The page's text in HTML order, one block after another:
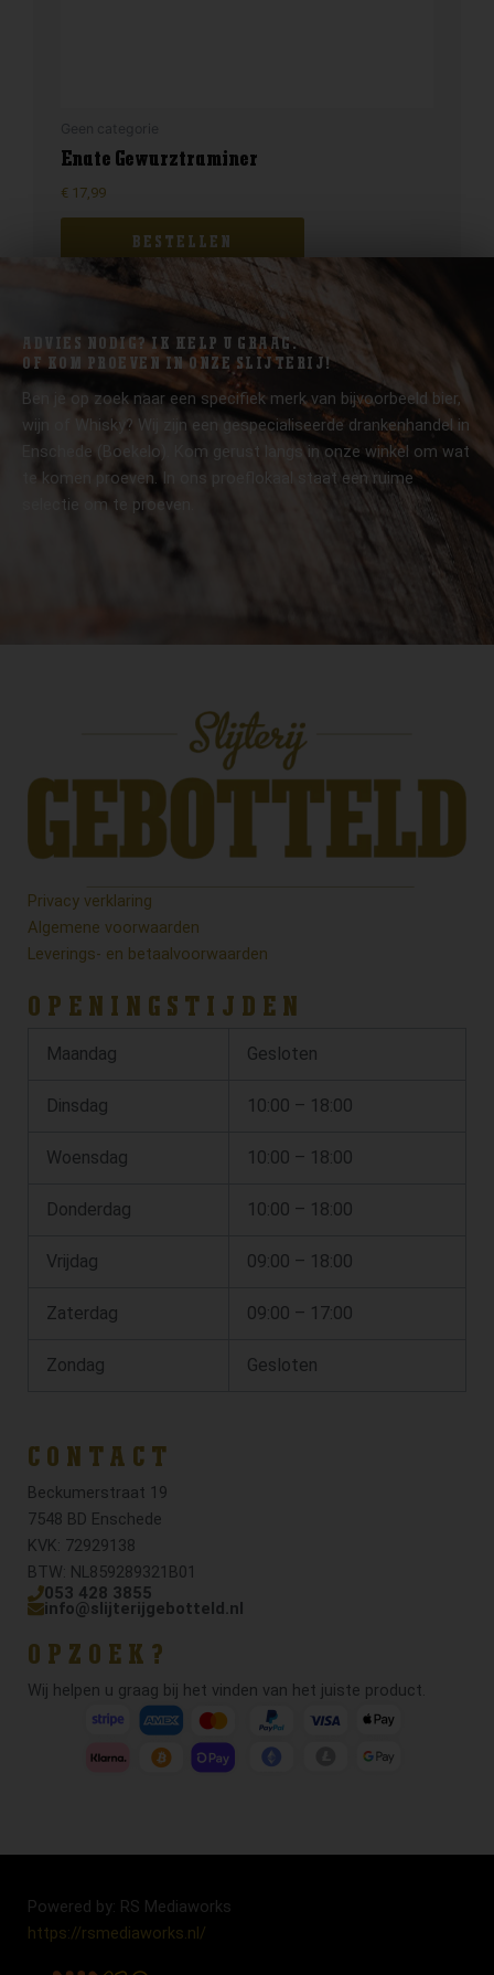
Enate Gewurztraminer
€ 17,99
BESTELLEN
ADVIES NODIG? IK HELP U GRAAG.
OF KOM PROEVEN IN ONZE SLIJTERIJ!
Ben je op zoek naar een specifiek merk van bijvoorbeeld bier,
wijn of Whisky? Wij zijn een gespecialiseerde drankenhandel in
Enschede (Boekelo). Kom gerust langs in onze winkel om wat
te komen proeven. In ons proeflokaal staat een ruime
selectie om te proeven.
Privacy verklaring
Algemene voorwaarden
Leverings- en betaalvoorwaarden
OPENINGSTIJDEN
Maandag Gesloten
Dinsdag 10:00 – 18:00
Woensdag 10:00 – 18:00
Donderdag 10:00 – 18:00
Vrijdag 09:00 – 18:00
Zaterdag 09:00 – 17:00
Zondag Gesloten
CONTACT
Beckumerstraat 19
7548 BD Enschede
KVK: 72929138
BTW: NL859289321B01
053 428 3855
info@slijterijgebotteld.nl
OPZOEK?
Wij helpen u graag bij het vinden van het juiste product.
Powered by: RS Mediaworks
https://rsmediaworks.nl/